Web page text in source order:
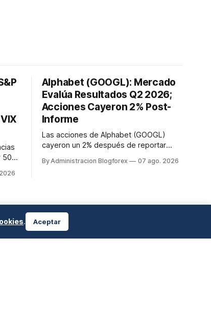
500
Alphabet (GOOGL): Mercado
Evalúa Resultados Q2 2026;
Acciones Cayeron 2% Post-
Informe
Las acciones de Alphabet (GOOGL)
cayeron un 2% después de reportar
2026, a pesar de superar las
IA.
By Administracion Blogforex 07 ago. 2026
. Aceptar